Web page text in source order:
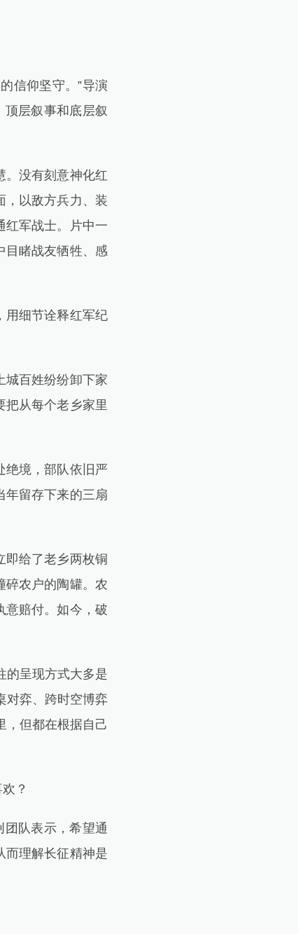
信仰坚守。”导演
顶层叙事和底层叙
没有刻意神化红
，以敌方兵力、装
红军战士。片中一
目睹战友牺牲、感
细节诠释红军纪
百姓纷纷卸下家
把从每个老乡家里
境，部队依旧严
年留存下来的三扇
给了老乡两枚铜
碎农户的陶罐。农
意赔付。如今，破
呈现方式大多是
对弈、跨时空博弈
，但都在根据自己
？
队表示，希望通
而理解长征精神是